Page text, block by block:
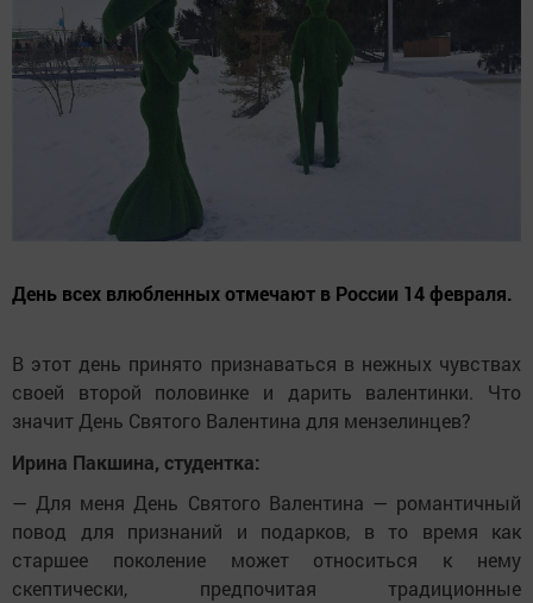
День всех влюбленных отмечают в России 14 февраля.
В этот день принято признаваться в нежных чувствах
своей второй половинке и дарить валентинки. Что
значит День Святого Валентина для мензелинцев?
Ирина Пакшина, студентка:
— Для меня День Святого Валентина — романтичный
повод для признаний и подарков, в то время как
старшее поколение может относиться к нему
скептически, предпочитая традиционные